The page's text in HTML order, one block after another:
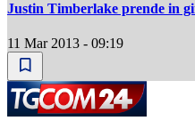
Justin Timberlake prende in
11 Mar 2013 - 09:19